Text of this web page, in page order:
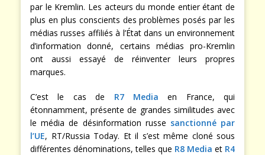
par le Kremlin. Les acteurs du monde entier étant de
plus en plus conscients des problèmes posés par les
médias russes affiliés à l’État dans un environnement
d’information donné, certains médias pro-Kremlin
ont aussi essayé de réinventer leurs propres
marques.
C’est le cas de R7 Media en France, qui
étonnamment, présente de grandes similitudes avec
le média de désinformation russe sanctionné par
l’UE, RT/Russia Today. Et il s’est même cloné sous
différentes dénominations, telles que R8 Media et R4